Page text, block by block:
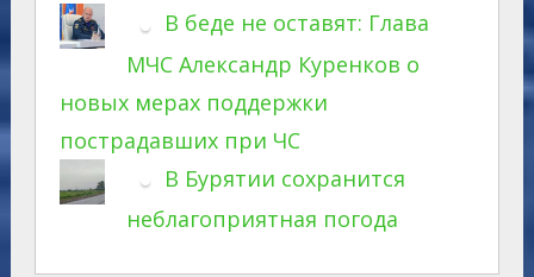
В беде не оставят: Глава
МЧС Александр Куренков о
новых мерах поддержки
пострадавших при ЧС
В Бурятии сохранится
неблагоприятная погода